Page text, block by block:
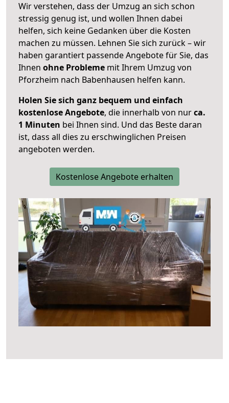
Wir verstehen, dass der Umzug an sich schon
stressig genug ist, und wollen Ihnen dabei
helfen, sich keine Gedanken über die Kosten
machen zu müssen. Lehnen Sie sich zurück – wir
haben garantiert passende Angebote für Sie, das
Ihnen ohne Probleme mit Ihrem Umzug von
Pforzheim nach Babenhausen helfen kann.
Holen Sie sich ganz bequem und einfach
kostenlose Angebote, die innerhalb von nurca.
1 Minuten bei Ihnen sind. Und das Beste daran
ist, dass all dies zu erschwinglichen Preisen
angeboten werden.
Kostenlose Angebote erhalten